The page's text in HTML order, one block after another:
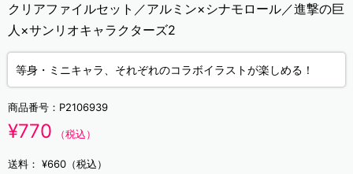
クリアファイルセット／アルミン×シナモロール／進撃の巨
人×サンリオキャラクターズ2
等身・ミニキャラ、それぞれのコラボイラストが楽しめる！
商品番号： P2106939
¥770 （税込）
送料： ¥660（税込）